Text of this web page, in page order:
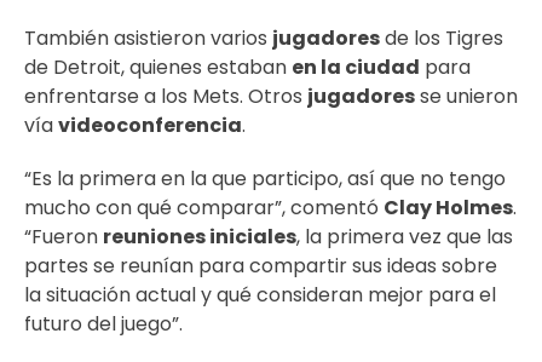
También asistieron varios jugadoresde los Tigres
de Detroit, quienes estaban en la ciudad para
enfrentarse a los Mets. Otros jugadoresse unieron
víavideoconferencia.
“Es la primera en la que participo, así que no tengo
mucho con qué comparar”, comentó Clay Holmes.
“Fueron reuniones iniciales, la primera vez que las
partes se reunían para compartir sus ideas sobre
la situación actual y qué consideran mejor para el
futuro del juego”.